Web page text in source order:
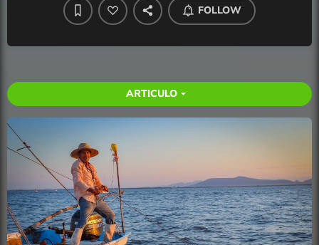
FOLLOW
ARTICULO arrow_drop_down